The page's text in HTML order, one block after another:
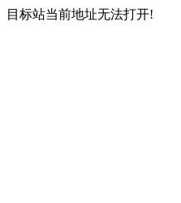
目标站当前地址无法打开!